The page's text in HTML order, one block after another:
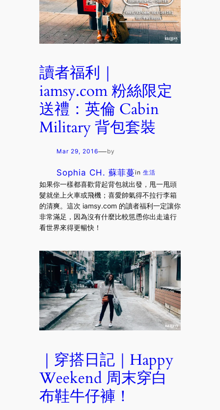
讀者福利｜
iamsy.com 粉絲限定
送禮：英倫 Cabin
Military 背包套裝
Mar 29, 2016—by
Sophia CH. 蘇菲蔓in生活
如果你一樣都喜歡背起背包就出發，甩一甩頭
髮就坐上火車或飛機；喜愛帥氣得不拉行李箱
的清爽。這次 iamsy.com 的讀者福利一定讓你
非常滿足，因為沒有什麼比較慫恿你出走遠行
看世界來得更暢快！
｜穿搭日記｜Happy
Weekend 周末穿白
布鞋牛仔褲！